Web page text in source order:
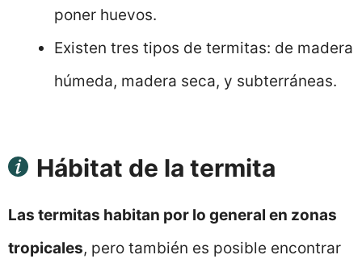
poner huevos.
Existen tres tipos de termitas: de madera
húmeda, madera seca, y subterráneas.
Hábitat de la termita
Las termitas habitan por lo general en zonas
tropicales, pero también es posible encontrar